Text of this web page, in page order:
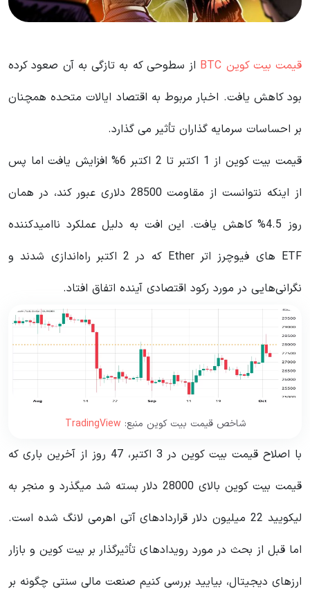
قیمت بیت کوین BTC
از سطوحی که به تازگی به آن صعود کرده
بود کاهش یافت. اخبار مربوط به اقتصاد ایالات متحده همچنان
بر احساسات سرمایه گذاران تأثیر می گذارد.
قیمت بیت کوین از 1 اکتبر تا 2 اکتبر 6% افزایش یافت اما پس
از اینکه نتوانست از مقاومت 28500 دلاری عبور کند، در همان
روز 4.5% کاهش یافت. این افت به دلیل عملکرد ناامیدکننده
ETF های فیوچرز اتر Ether که در 2 اکتبر راه‌اندازی شدند و
نگرانی‌هایی در مورد رکود اقتصادی آینده اتفاق افتاد.
شاخص قیمت بیت کوین منبع: TradingView
با اصلاح قیمت بیت کوین در 3 اکتبر، 47 روز از آخرین باری که
قیمت بیت کوین بالای 28000 دلار بسته شد میگذرد و منجر به
لیکویید 22 میلیون دلار قراردادهای آتی اهرمی لانگ شده است.
اما قبل از بحث در مورد رویدادهای تأثیرگذار بر بیت کوین و بازار
ارزهای دیجیتال، بیایید بررسی کنیم صنعت مالی سنتی چگونه بر